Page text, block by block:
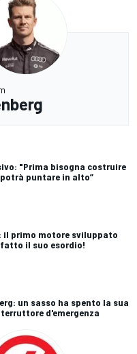
"Prima bisogna costruire
puntare in alto”
il primo motore sviluppato
fatto il suo esordio!
un sasso ha spento la sua
d'emergenza